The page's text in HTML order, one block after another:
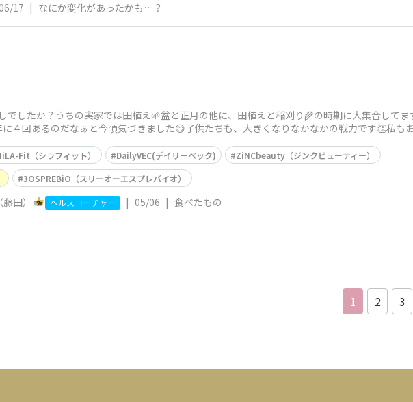
17 | なにか変化があったかも…？
でしたか？うちの実家では田植え🌱盆と正月の他に、田植えと稲刈り🌾の時期に大集合してま
４回あるのだなぁと今頃気づきました😅子供たちも、大きくなりなかなかの戦力です👏私も
Fit（シラフィット） DailyVEC(デイリーベック)
ZiNCbeauty（ジンクビューティー）
3OSPREBiO（スリーオーエスプレバイオ）
田） ヘルスコーチャー | 05/06 | 食べたもの
1 2 3